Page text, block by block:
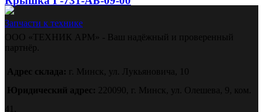
Запчасти к технике
ООО «ТЕХНИК АРМ» - Ваш надёжный и проверенный
партнёр.
Адрес склада:
г. Минск, ул. Лукьяновича, 10
Юридический адрес:
220090, г. Минск, ул. Олешева, 9, ком.
41.